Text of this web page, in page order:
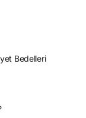
Bedelleri